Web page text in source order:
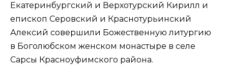
Екатеринбургский и Верхотурский Кирилл и
епископ Серовский и Краснотурьинский
Алексий совершили Божественную литургию
в Боголюбском женском монастыре в селе
Сарсы Красноуфимского района.